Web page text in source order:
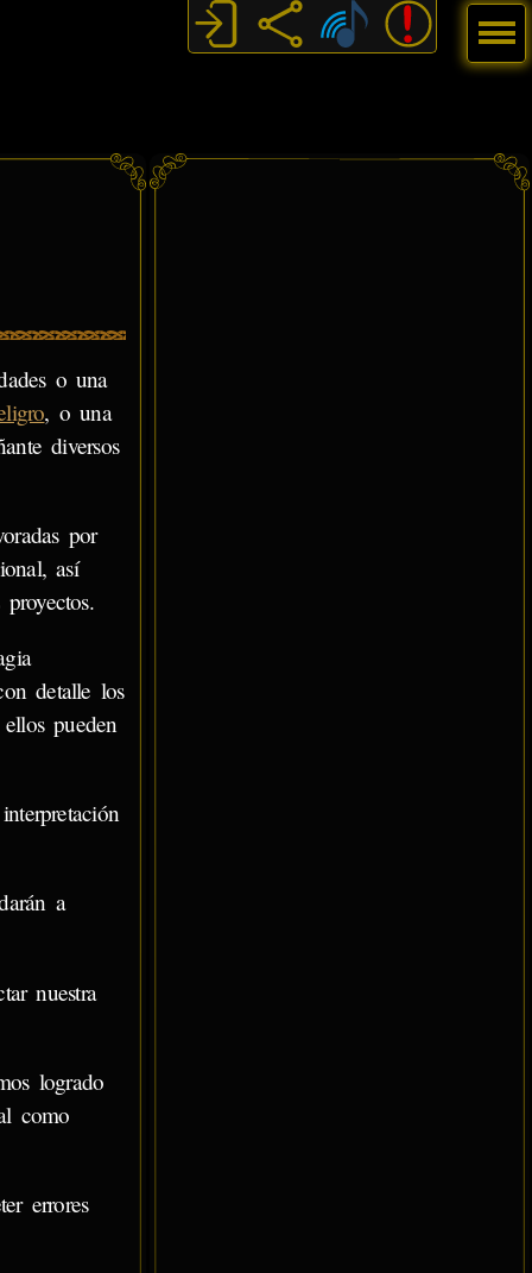
o una
, o una
diversos
por
así
detalle los
pueden
a
nuestra
logrado
como
errores
Menú